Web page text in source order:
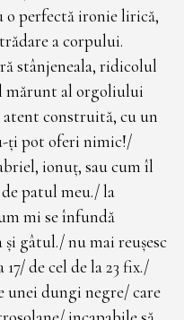
o perfectă ironie lirică,
a corpului.
stânjeneala, ridicolul
mărunt al orgoliului
atent construită, cu un
ți pot oferi nimic!/
ionuț, sau cum îl
patul meu./ la
mi se înfundă
gâtul./ nu mai reușesc
de cel de la 23 fix./
unei dungi negre/ care